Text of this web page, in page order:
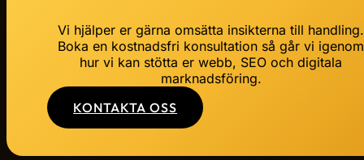
Vi hjälper er gärna omsätta insikterna till handling.
Boka en kostnadsfri konsultation så går vi igenom
hur vi kan stötta er webb, SEO och digitala
marknadsföring.
KONTAKTA OSS